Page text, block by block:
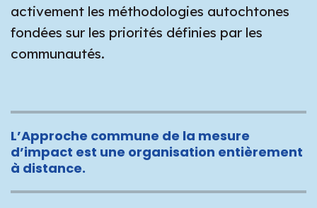
activement les méthodologies autochtones
fondées sur les priorités définies par les
communautés.
L’Approche commune de la mesure
d’impact est une organisation entièrement
à distance.